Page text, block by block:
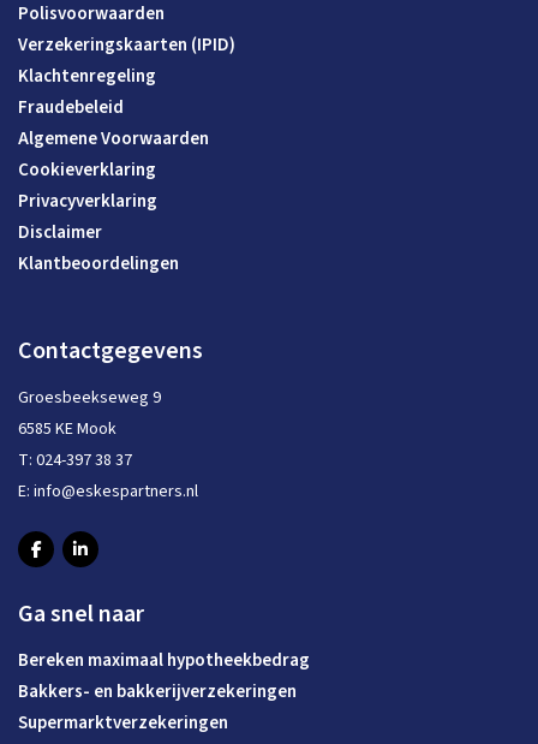
Polisvoorwaarden
Verzekeringskaarten (IPID)
Klachtenregeling
Fraudebeleid
Algemene Voorwaarden
Cookieverklaring
Privacyverklaring
Disclaimer
Klantbeoordelingen
Contactgegevens
Groesbeekseweg 9
6585 KE Mook
T: 024-397 38 37
E: info@eskespartners.nl
Ga snel naar
Bereken maximaal hypotheekbedrag
Bakkers- en bakkerijverzekeringen
Supermarktverzekeringen